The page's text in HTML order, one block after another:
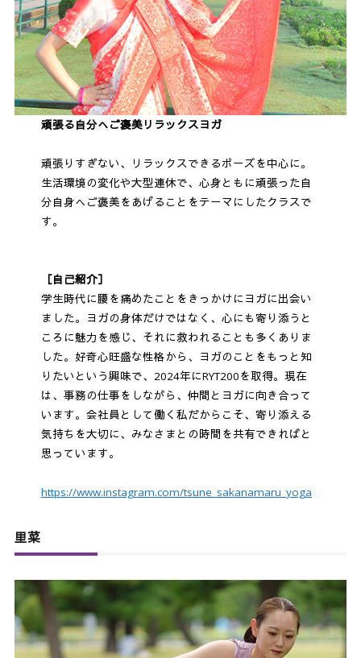
頑張る自分へご褒美リラックスヨガ
頑張りすぎない、リラックスできるポーズを中心に。
生活環境の変化や大型連休で、心身ともに頑張った自
分自身へご褒美をあげることをテーマにしたクラスで
す。
［自己紹介］
学生時代に腰を痛めたことをきっかけにヨガに出会い
ました。ヨガの身体だけではなく、心にも寄り添うと
ころに魅力を感じ、それに救われることも多くありま
した。好奇心旺盛な性格から、ヨガのことをもっと知
りたいという興味で、2024年にRYT200を取得。現在
は、事務の仕事をしながら、仲間とヨガに向き合って
います。会社員として働く私だからこそ、寄り添える
気持ちを大切に、みなさまとの時間を共有できればと
思っています。
https://www.instagram.com/tsune_sakanamaru_yoga
里菜